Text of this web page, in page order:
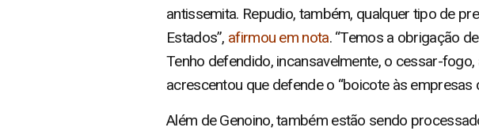
antissemita. Repudio, também, qualquer tipo de
Estados”, afirmou em nota. “Temos a obrigação
Tenho defendido, incansavelmente, o cessar-
acrescentou que defende o “boicote às
Além de Genoino, também estão sendo